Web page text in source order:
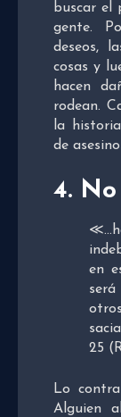
buscar el
gente.
deseos,
cosas y
hacen
rodean.
la
de
4.
≪…
en
será
25
Lo
Alguien